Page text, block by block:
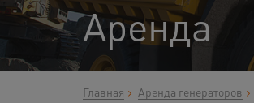
Аренда
Главная Аренда генераторов